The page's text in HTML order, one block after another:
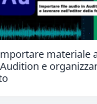
materiale
e